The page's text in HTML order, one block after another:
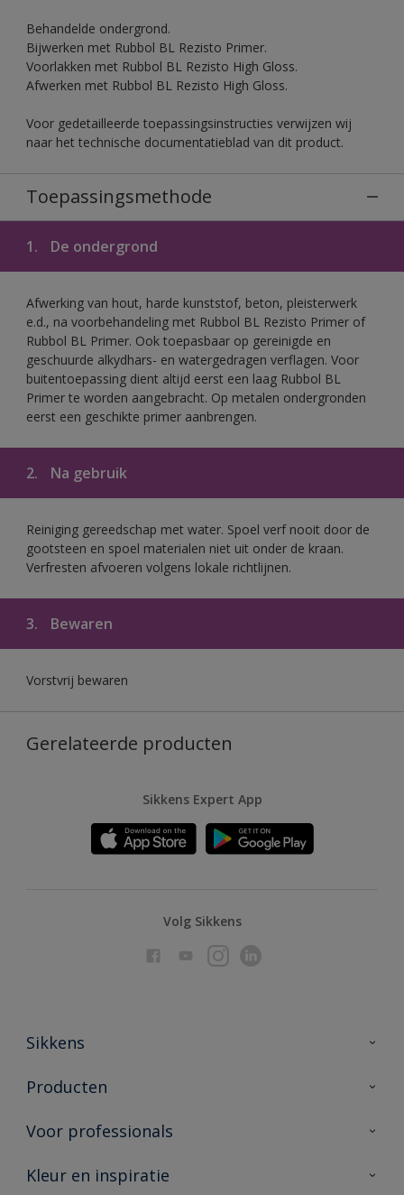
Behandelde ondergrond.
Bijwerken met Rubbol BL Rezisto Primer.
Voorlakken met Rubbol BL Rezisto High Gloss.
Afwerken met Rubbol BL Rezisto High Gloss.
Voor gedetailleerde toepassingsinstructies verwijzen wij
naar het technische documentatieblad van dit product.
Toepassingsmethode
1. De ondergrond
Afwerking van hout, harde kunststof, beton, pleisterwerk
e.d., na voorbehandeling met Rubbol BL Rezisto Primer of
Rubbol BL Primer. Ook toepasbaar op gereinigde en
geschuurde alkydhars- en watergedragen verflagen. Voor
buitentoepassing dient altijd eerst een laag Rubbol BL
Primer te worden aangebracht. Op metalen ondergronden
eerst een geschikte primer aanbrengen.
2. Na gebruik
Reiniging gereedschap met water. Spoel verf nooit door de
gootsteen en spoel materialen niet uit onder de kraan.
Verfresten afvoeren volgens lokale richtlijnen.
3. Bewaren
Vorstvrij bewaren
Gerelateerde producten
Sikkens Expert App
Volg Sikkens
Sikkens
Over Sikkens
Duurzaamheid
Producten
Producten voor binnen
Vind je verkooppunt
Voor professionals
Advies & service
Kleur en inspiratie